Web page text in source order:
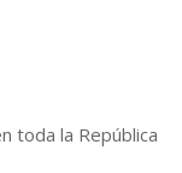
toda la República